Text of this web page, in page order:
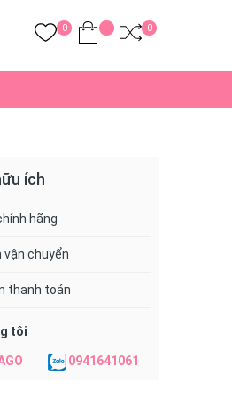
0 0
ích
hãng
vận chuyển
thanh toán
tôi
0941641061